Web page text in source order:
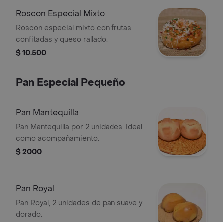
Roscon Especial Mixto
Roscon especial mixto con frutas
confitadas y queso rallado.
$ 10.500
Pan Especial Pequeño
Pan Mantequilla
Pan Mantequilla por 2 unidades. Ideal
como acompañamiento.
$ 2000
Pan Royal
Pan Royal, 2 unidades de pan suave y
dorado.